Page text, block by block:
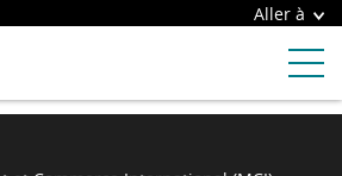
Aller à